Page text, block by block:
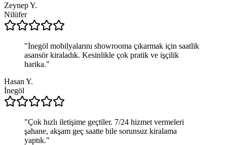
Zeynep Y.
Nilüfer
"İnegöl mobilyalarını showrooma çıkarmak için saatlik
asansör kiraladık. Kesinlikle çok pratik ve işçilik
harika."
Hasan Y.
İnegöl
"Çok hızlı iletişime geçtiler. 7/24 hizmet vermeleri
şahane, akşam geç saatte bile sorunsuz kiralama
yaptık."